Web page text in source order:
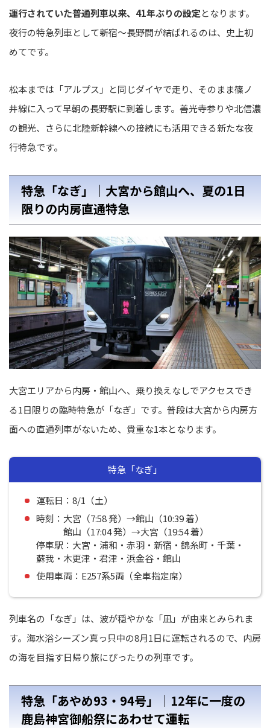
運行されていた普通列車以来、41年ぶりの設定となります。
夜行の特急列車として新宿〜長野間が結ばれるのは、史上初
めてです。
松本までは「アルプス」と同じダイヤで走り、そのまま篠ノ
井線に入って早朝の長野駅に到着します。善光寺参りや北信濃
の観光、さらに北陸新幹線への接続にも活用できる新たな夜
行特急です。
特急「なぎ」｜大宮から館山へ、夏の1日
限りの内房直通特急
大宮エリアから内房・館山へ、乗り換えなしでアクセスでき
る1日限りの臨時特急が「なぎ」です。普段は大宮から内房方
面への直通列車がないため、貴重な1本となります。
特急「なぎ」
運転日：8/1（土）
時刻：大宮（7:58 発）→館山（10:39 着）
館山（17:04 発）→大宮（19:54 着）
停車駅：大宮・浦和・赤羽・新宿・錦糸町・千葉・
蘇我・木更津・君津・浜金谷・館山
使用車両：E257系5両（全車指定席）
列車名の「なぎ」は、波が穏やかな「凪」が由来とみられま
す。海水浴シーズン真っ只中の8月1日に運転されるので、内房
の海を目指す日帰り旅にぴったりの列車です。
特急「あやめ93・94号」｜12年に一度の
鹿島神宮御船祭にあわせて運転